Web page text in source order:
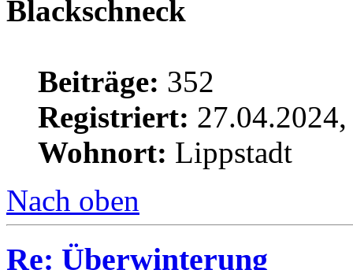
Blackschneck
Beiträge: 352
Registriert:
Wohnort: Lippstadt
Nach oben
Re: Überwinterung